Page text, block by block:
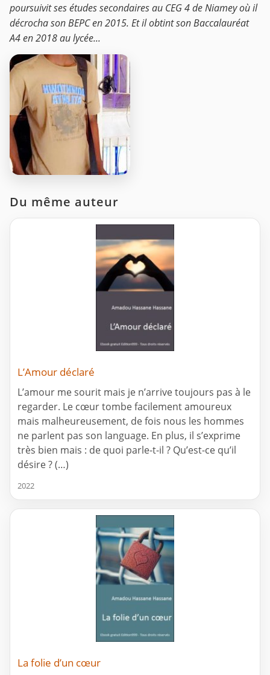
poursuivit ses études secondaires au CEG 4 de Niamey où il
décrocha son BEPC en 2015. Et il obtint son Baccalauréat
A4 en 2018 au lycée...
Du même auteur
L’Amour déclaré
L’amour me sourit mais je n’arrive toujours pas à le
regarder. Le cœur tombe facilement amoureux
mais malheureusement, de fois nous les hommes
ne parlent pas son language. En plus, il s’exprime
très bien mais : de quoi parle-t-il ? Qu’est-ce qu’il
désire ? (…)
2022
La folie d’un cœur